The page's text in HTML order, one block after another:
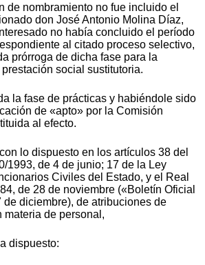
de nombramiento no fue incluido el
don José Antonio Molina Díaz,
no había concluido el período
al citado proceso selectivo,
prórroga de dicha fase para la
social sustitutoria.
la fase de prácticas y habiéndole sido
de «apto» por la Comisión
al efecto.
lo dispuesto en los artículos 38 del
1993, de 4 de junio; 17 de la Ley
Civiles del Estado, y el Real
de 28 de noviembre («Boletín Oficial
de diciembre), de atribuciones de
materia de personal,
dispuesto: